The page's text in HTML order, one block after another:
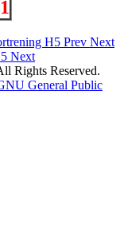
H5 Prev Next
Next
Rights Reserved.
General Public